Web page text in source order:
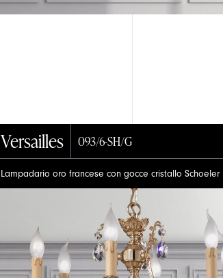
TAVOLO
Versailles 093/6-SH/G
Lampadario oro francese con gocce cristallo Schoeler